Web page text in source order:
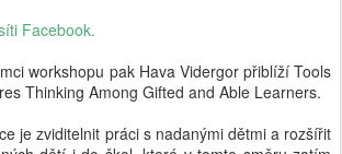
Facebook.
workshopu pak Hava Vidergor přiblíží Tools
Thinking Among Gifted and Able Learners.
je zviditelnit práci s nadanými dětmi a rozšířit